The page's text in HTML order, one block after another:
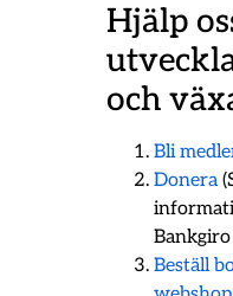
Hjälp
och
Bli
Donera
Beställ